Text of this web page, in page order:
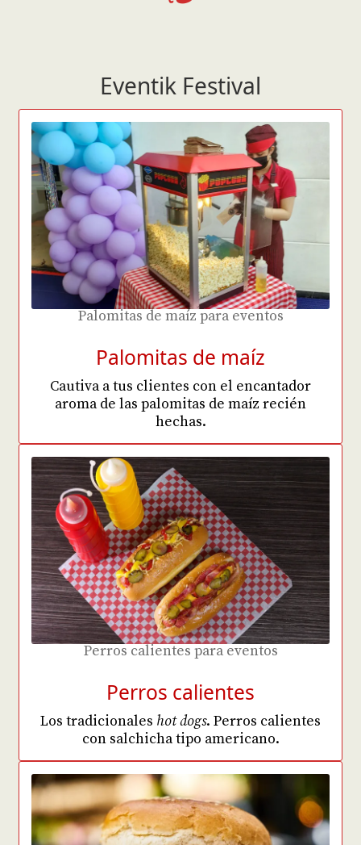
Eventik Festival
Palomitas de maíz para eventos
Palomitas de maíz
Cautiva a tus clientes con el encantador
aroma de las palomitas de maíz recién
hechas.
Perros calientes para eventos
Perros calientes
Los tradicionales hot dogs. Perros calientes
con salchicha tipo americano.